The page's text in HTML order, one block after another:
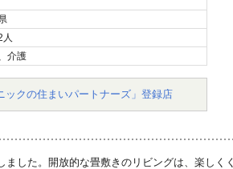
介護
ックの住まいパートナーズ」登録店
した。開放的な畳敷きのリビングは、楽しくく